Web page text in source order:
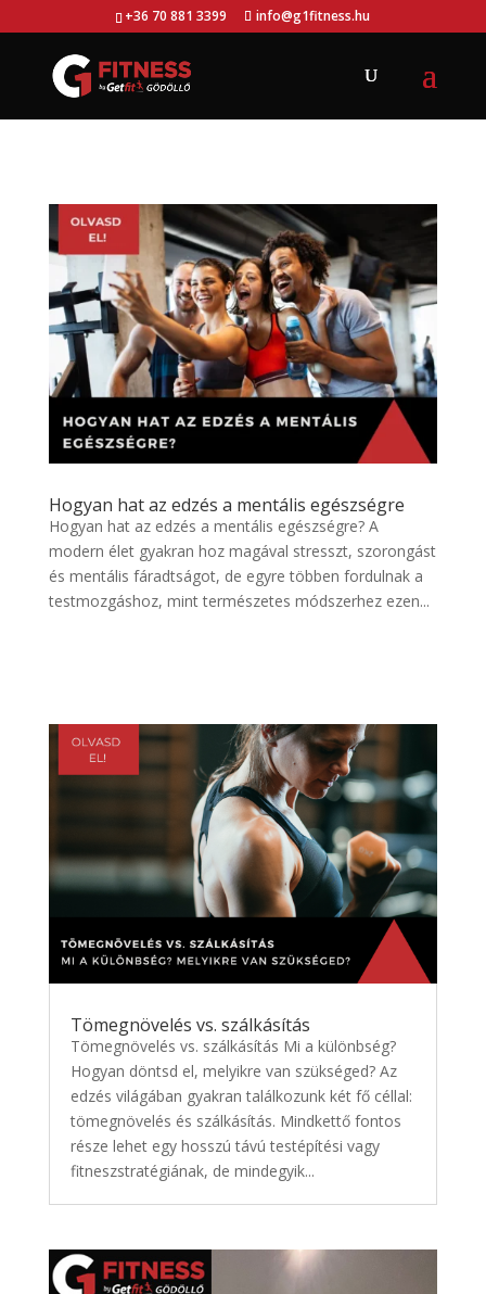
+36 70 881 3399 info@g1fitness.hu
Hogyan hat az edzés a mentális egészségre
Hogyan hat az edzés a mentális egészségre? A
modern élet gyakran hoz magával stresszt, szorongást
és mentális fáradtságot, de egyre többen fordulnak a
testmozgáshoz, mint természetes módszerhez ezen...
Tömegnövelés vs. szálkásítás
Tömegnövelés vs. szálkásítás Mi a különbség?
Hogyan döntsd el, melyikre van szükséged? Az
edzés világában gyakran találkozunk két fő céllal:
tömegnövelés és szálkásítás. Mindkettő fontos
része lehet egy hosszú távú testépítési vagy
fitneszstratégiának, de mindegyik...